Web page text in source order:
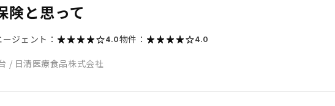
険と思って
ージェント： 4.0物件： 4.0
/ 日清医療食品株式会社